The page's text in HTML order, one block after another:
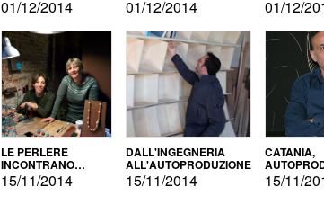
PRODOTTO ALLA
PROMOZIONE
01/12/2014 BARBERIO
01/12/2014 01/12/
LE PERLERE
INCONTRANO
L'AUTOPRODUZIONE
15/11/2014
DALL'INGEGNERIA
ALL'AUTOPRODUZIONE
15/11/2014
CATANIA,
15/11/